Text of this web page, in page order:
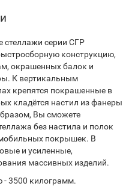
стеллажи серии СГР
конструкцию,
окрашенных балок и
К вертикальным
крепятся покрашенные в
кладётся настил из фанеры
Вы сможете
без настила и полок
покрышек. В
и усиленные,
массивных изделий.
- 3500 килограмм.